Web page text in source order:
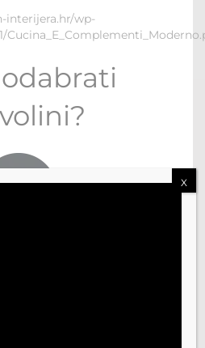
interijera.hr/wp-
X